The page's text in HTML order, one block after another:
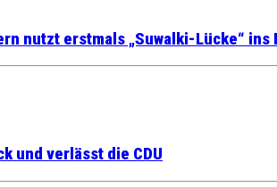
nutzt erstmals „Suwalki-Lücke“ ins
und verlässt die CDU